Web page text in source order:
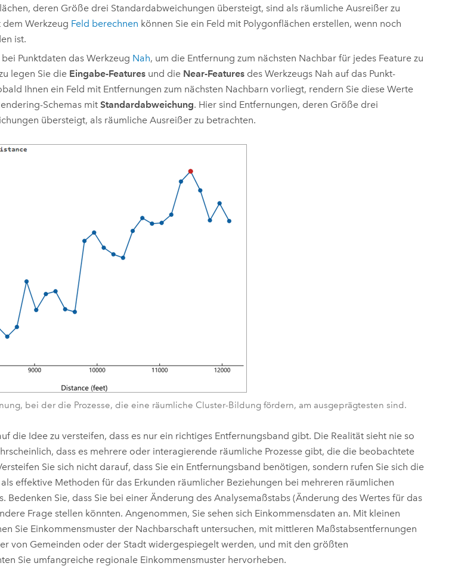
deren Größe drei Standardabweichungen übersteigt, sind als räumliche Ausreißer zu
Werkzeug Feld berechnen können Sie ein Feld mit Polygonflächen erstellen, wenn noch
ist.
Punktdaten das Werkzeug Nah, um die Entfernung zum nächsten Nachbar für jedes Feature zu
legen Sie die Eingabe-Features und die Near-Features des Werkzeugs Nah auf das Punkt-
Ihnen ein Feld mit Entfernungen zum nächsten Nachbarn vorliegt, rendern Sie diese Werte
Schemas mitStandardabweichung. Hier sind Entfernungen, deren Größe drei
übersteigt, als räumliche Ausreißer zu betrachten.
bei der die Prozesse, die eine räumliche Cluster-Bildung fördern, am ausgeprägtesten sind.
die Idee zu versteifen, dass es nur ein richtiges Entfernungsband gibt. Die Realität sieht nie so
dass es mehrere oder interagierende räumliche Prozesse gibt, die die beobachtete
Sie sich nicht darauf, dass Sie ein Entfernungsband benötigen, sondern rufen Sie sich die
effektive Methoden für das Erkunden räumlicher Beziehungen bei mehreren räumlichen
Bedenken Sie, dass Sie bei einer Änderung des Analysemaßstabs (Änderung des Wertes für das
Frage stellen könnten. Angenommen, Sie sehen sich Einkommensdaten an. Mit kleinen
Sie Einkommensmuster der Nachbarschaft untersuchen, mit mittleren Maßstabsentfernungen
von Gemeinden oder der Stadt widergespiegelt werden, und mit den größten
Sie umfangreiche regionale Einkommensmuster hervorheben.